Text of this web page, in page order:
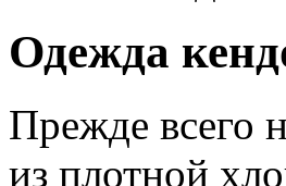
Одежда
Прежде всего
из плотной